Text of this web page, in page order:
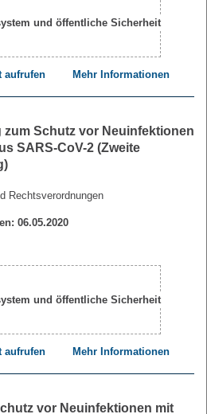
aufrufen Mehr Informationen
zum Schutz vor Neuinfektionen
SARS-CoV-2 (Zweite
Rechtsverordnungen
06.05.2020
aufrufen Mehr Informationen
vor Neuinfektionen mit